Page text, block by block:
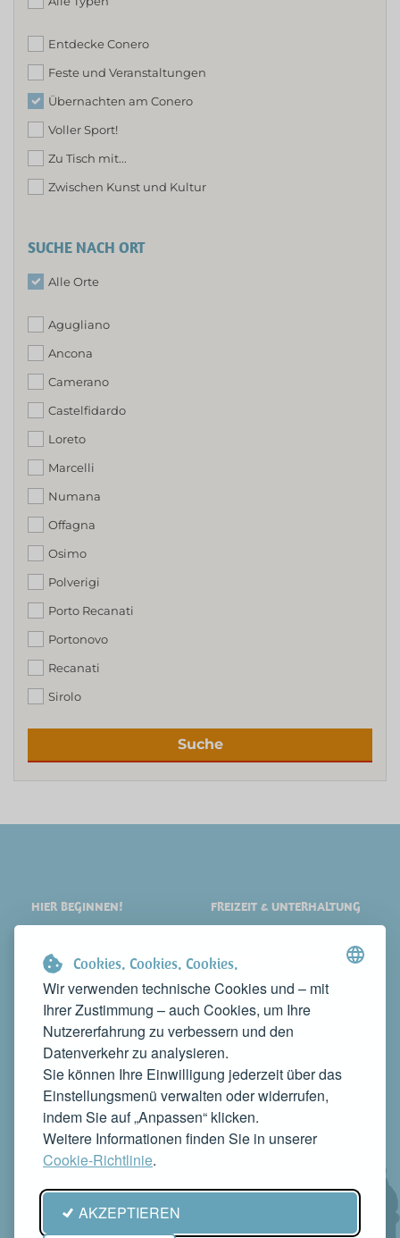
Cookies. Cookies. Cookies.
Wir verwenden technische Cookies und – mit
Ihrer Zustimmung – auch Cookies, um Ihre
Nutzererfahrung zu verbessern und den
Datenverkehr zu analysieren.
Sie können Ihre Einwilligung jederzeit über das
Einstellungsmenü verwalten oder widerrufen,
indem Sie auf „Anpassen“ klicken.
Weitere Informationen finden Sie in unserer
Cookie-Richtlinie.
AKZEPTIEREN
Entdecke Conero
Feste und Veranstaltungen
Übernachten am Conero
Voller Sport!
Zu Tisch mit...
Zwischen Kunst und Kultur
SUCHE NACH ORT
Alle Orte
Agugliano
Ancona
Camerano
Castelfidardo
Loreto
Marcelli
Numana
Offagna
Osimo
Polverigi
Porto Recanati
Portonovo
Recanati
Sirolo
Suche
HIER BEGINNEN!
SEHENSWERTES
ÜBERNACHTEN
ESSEN
FREIZEIT & UNTERHALTUNG
VERANSTALTUNGEN
NEWS
WEB TV
KONTAKTE
MACHEN SIE IHR UNTERNEHMEN BEKANNT
KONTAKTIEREN SIE UNS, UM ES AUF DIESER WEBSITE ZU
PRÄSENTIEREN
info@rivieradelconero.tv